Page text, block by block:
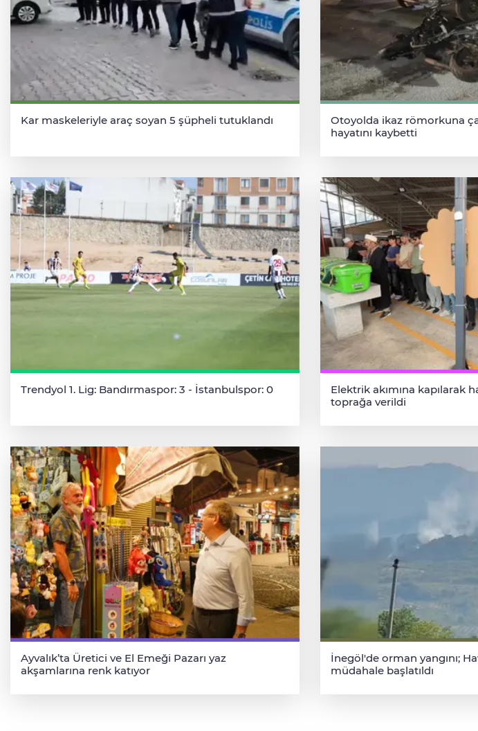
Kar maskeleriyle araç soyan 5 şüpheli tutuklandı
Otoyolda ikaz römorkuna
hayatını kaybetti
Trendyol 1. Lig: Bandırmaspor: 3 - İstanbulspor: 0
Elektrik akımına kapılarak
toprağa verildi
Ayvalık’ta Üretici ve El Emeği Pazarı yaz
akşamlarına renk katıyor
İnegöl'de orman yangını;
müdahale başlatıldı